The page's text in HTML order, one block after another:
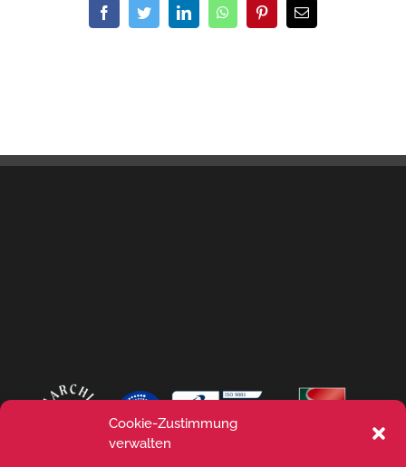
Cookie-Zustimmung
verwalten
FacebookTwitterLinkedInWhatsAppPinterestEmail